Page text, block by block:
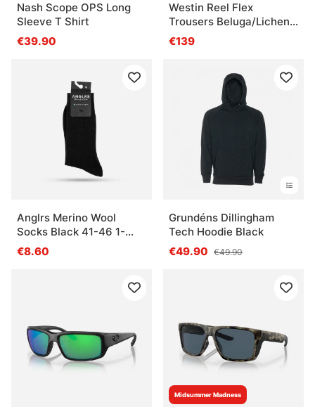
Nash Scope OPS Long
Sleeve T Shirt
€39.90
Westin Reel Flex
Trousers Beluga/Lichen
Green
€139
Anglrs Merino Wool
Socks Black 41-46 1-
pack
€8.60
Grundéns Dillingham
Tech Hoodie Black
€49.90 €49.90
Midsummer Madness